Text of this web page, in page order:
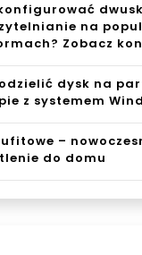
na
Zobacz
dysk na
z systemem
–
do domu